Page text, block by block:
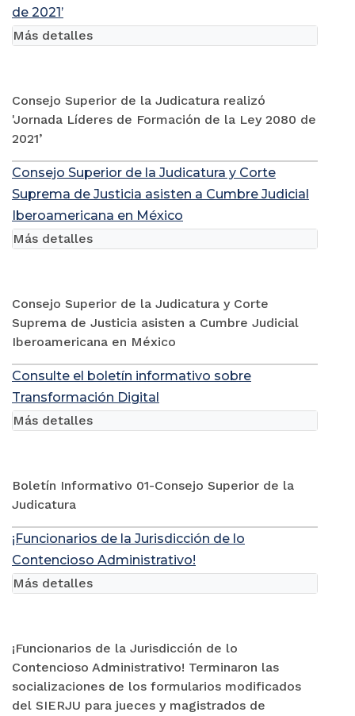
de 2021’
Consejo Superior de la Judicatura realizó
'Jornada Líderes de Formación de la Ley 2080 de
2021’
Más detalles
Consejo Superior de la Judicatura y Corte
Suprema de Justicia asisten a Cumbre Judicial
Iberoamericana en México
Consejo Superior de la Judicatura y Corte
Suprema de Justicia asisten a Cumbre Judicial
Iberoamericana en México
Más detalles
Consulte el boletín informativo sobre
Transformación Digital
Boletín Informativo 01-Consejo Superior de la
Judicatura
Más detalles
¡Funcionarios de la Jurisdicción de lo
Contencioso Administrativo!
¡Funcionarios de la Jurisdicción de lo
Contencioso Administrativo! Terminaron las
socializaciones de los formularios modificados
del SIERJU para jueces y magistrados de
Más detalles